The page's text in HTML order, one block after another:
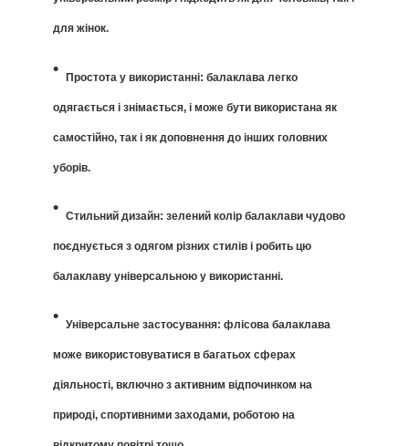
для жінок.
Простота у використанні: балаклава легко
одягається і знімається, і може бути використана як
самостійно, так і як доповнення до інших головних
уборів.
Стильний дизайн: зелений колір балаклави чудово
поєднується з одягом різних стилів і робить цю
балаклаву універсальною у використанні.
Універсальне застосування: флісова балаклава
може використовуватися в багатьох сферах
діяльності, включно з активним відпочинком на
природі, спортивними заходами, роботою на